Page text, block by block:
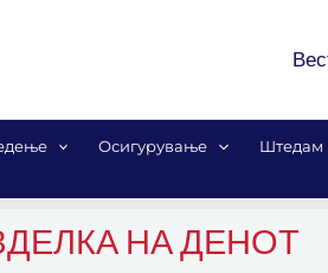
Осигурување Штедам
НА ДЕНОТ